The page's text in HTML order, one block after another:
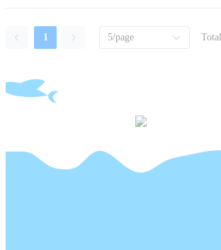
1 5/page
ALL CONTENT IS RELEASED UNDER
.